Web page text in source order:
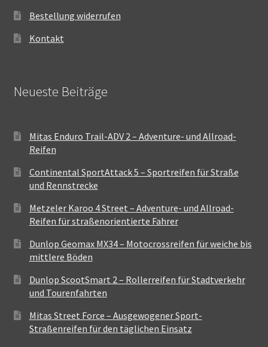
Bestellung widerrufen
Kontakt
Neueste Beiträge
Mitas Enduro Trail-ADV 2 – Adventure- und Allroad-
Reifen
Continental SportAttack 5 – Sportreifen für Straße
und Rennstrecke
Metzeler Karoo 4 Street – Adventure- und Allroad-
Reifen für straßenorientierte Fahrer
Dunlop Geomax MX34 – Motocrossreifen für weiche bis
mittlere Böden
Dunlop ScootSmart 2 – Rollerreifen für Stadtverkehr
und Tourenfahrten
Mitas Street Force – Ausgewogener Sport-
Straßenreifen für den täglichen Einsatz